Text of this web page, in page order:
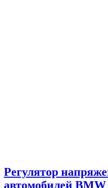
Регулятор
автомобилей BMW